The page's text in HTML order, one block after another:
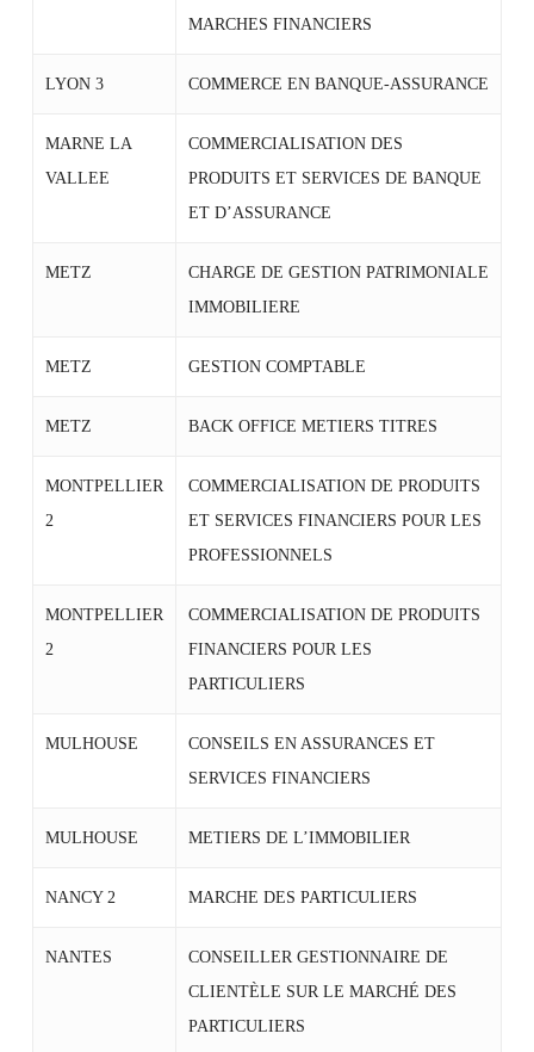
MARCHES FINANCIERS
LYON 3 COMMERCE EN BANQUE-ASSURANCE
MARNE LA
VALLEE
COMMERCIALISATION DES
PRODUITS ET SERVICES DE BANQUE
ET D’ASSURANCE
METZ
CHARGE DE GESTION PATRIMONIALE
IMMOBILIERE
METZ GESTION COMPTABLE
METZ BACK OFFICE METIERS TITRES
MONTPELLIER
2
COMMERCIALISATION DE PRODUITS
ET SERVICES FINANCIERS POUR LES
PROFESSIONNELS
MONTPELLIER
2
COMMERCIALISATION DE PRODUITS
FINANCIERS POUR LES
PARTICULIERS
MULHOUSE
CONSEILS EN ASSURANCES ET
SERVICES FINANCIERS
MULHOUSE METIERS DE L’IMMOBILIER
NANCY 2 MARCHE DES PARTICULIERS
NANTES
CONSEILLER GESTIONNAIRE DE
CLIENTÈLE SUR LE MARCHÉ DES
PARTICULIERS